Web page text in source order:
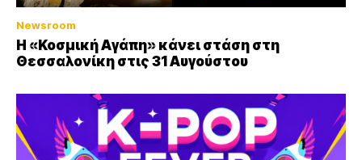
Newsroom
Η «Κοσμική Αγάπη» κάνει στάση στη
Θεσσαλονίκη στις 31 Αυγούστου